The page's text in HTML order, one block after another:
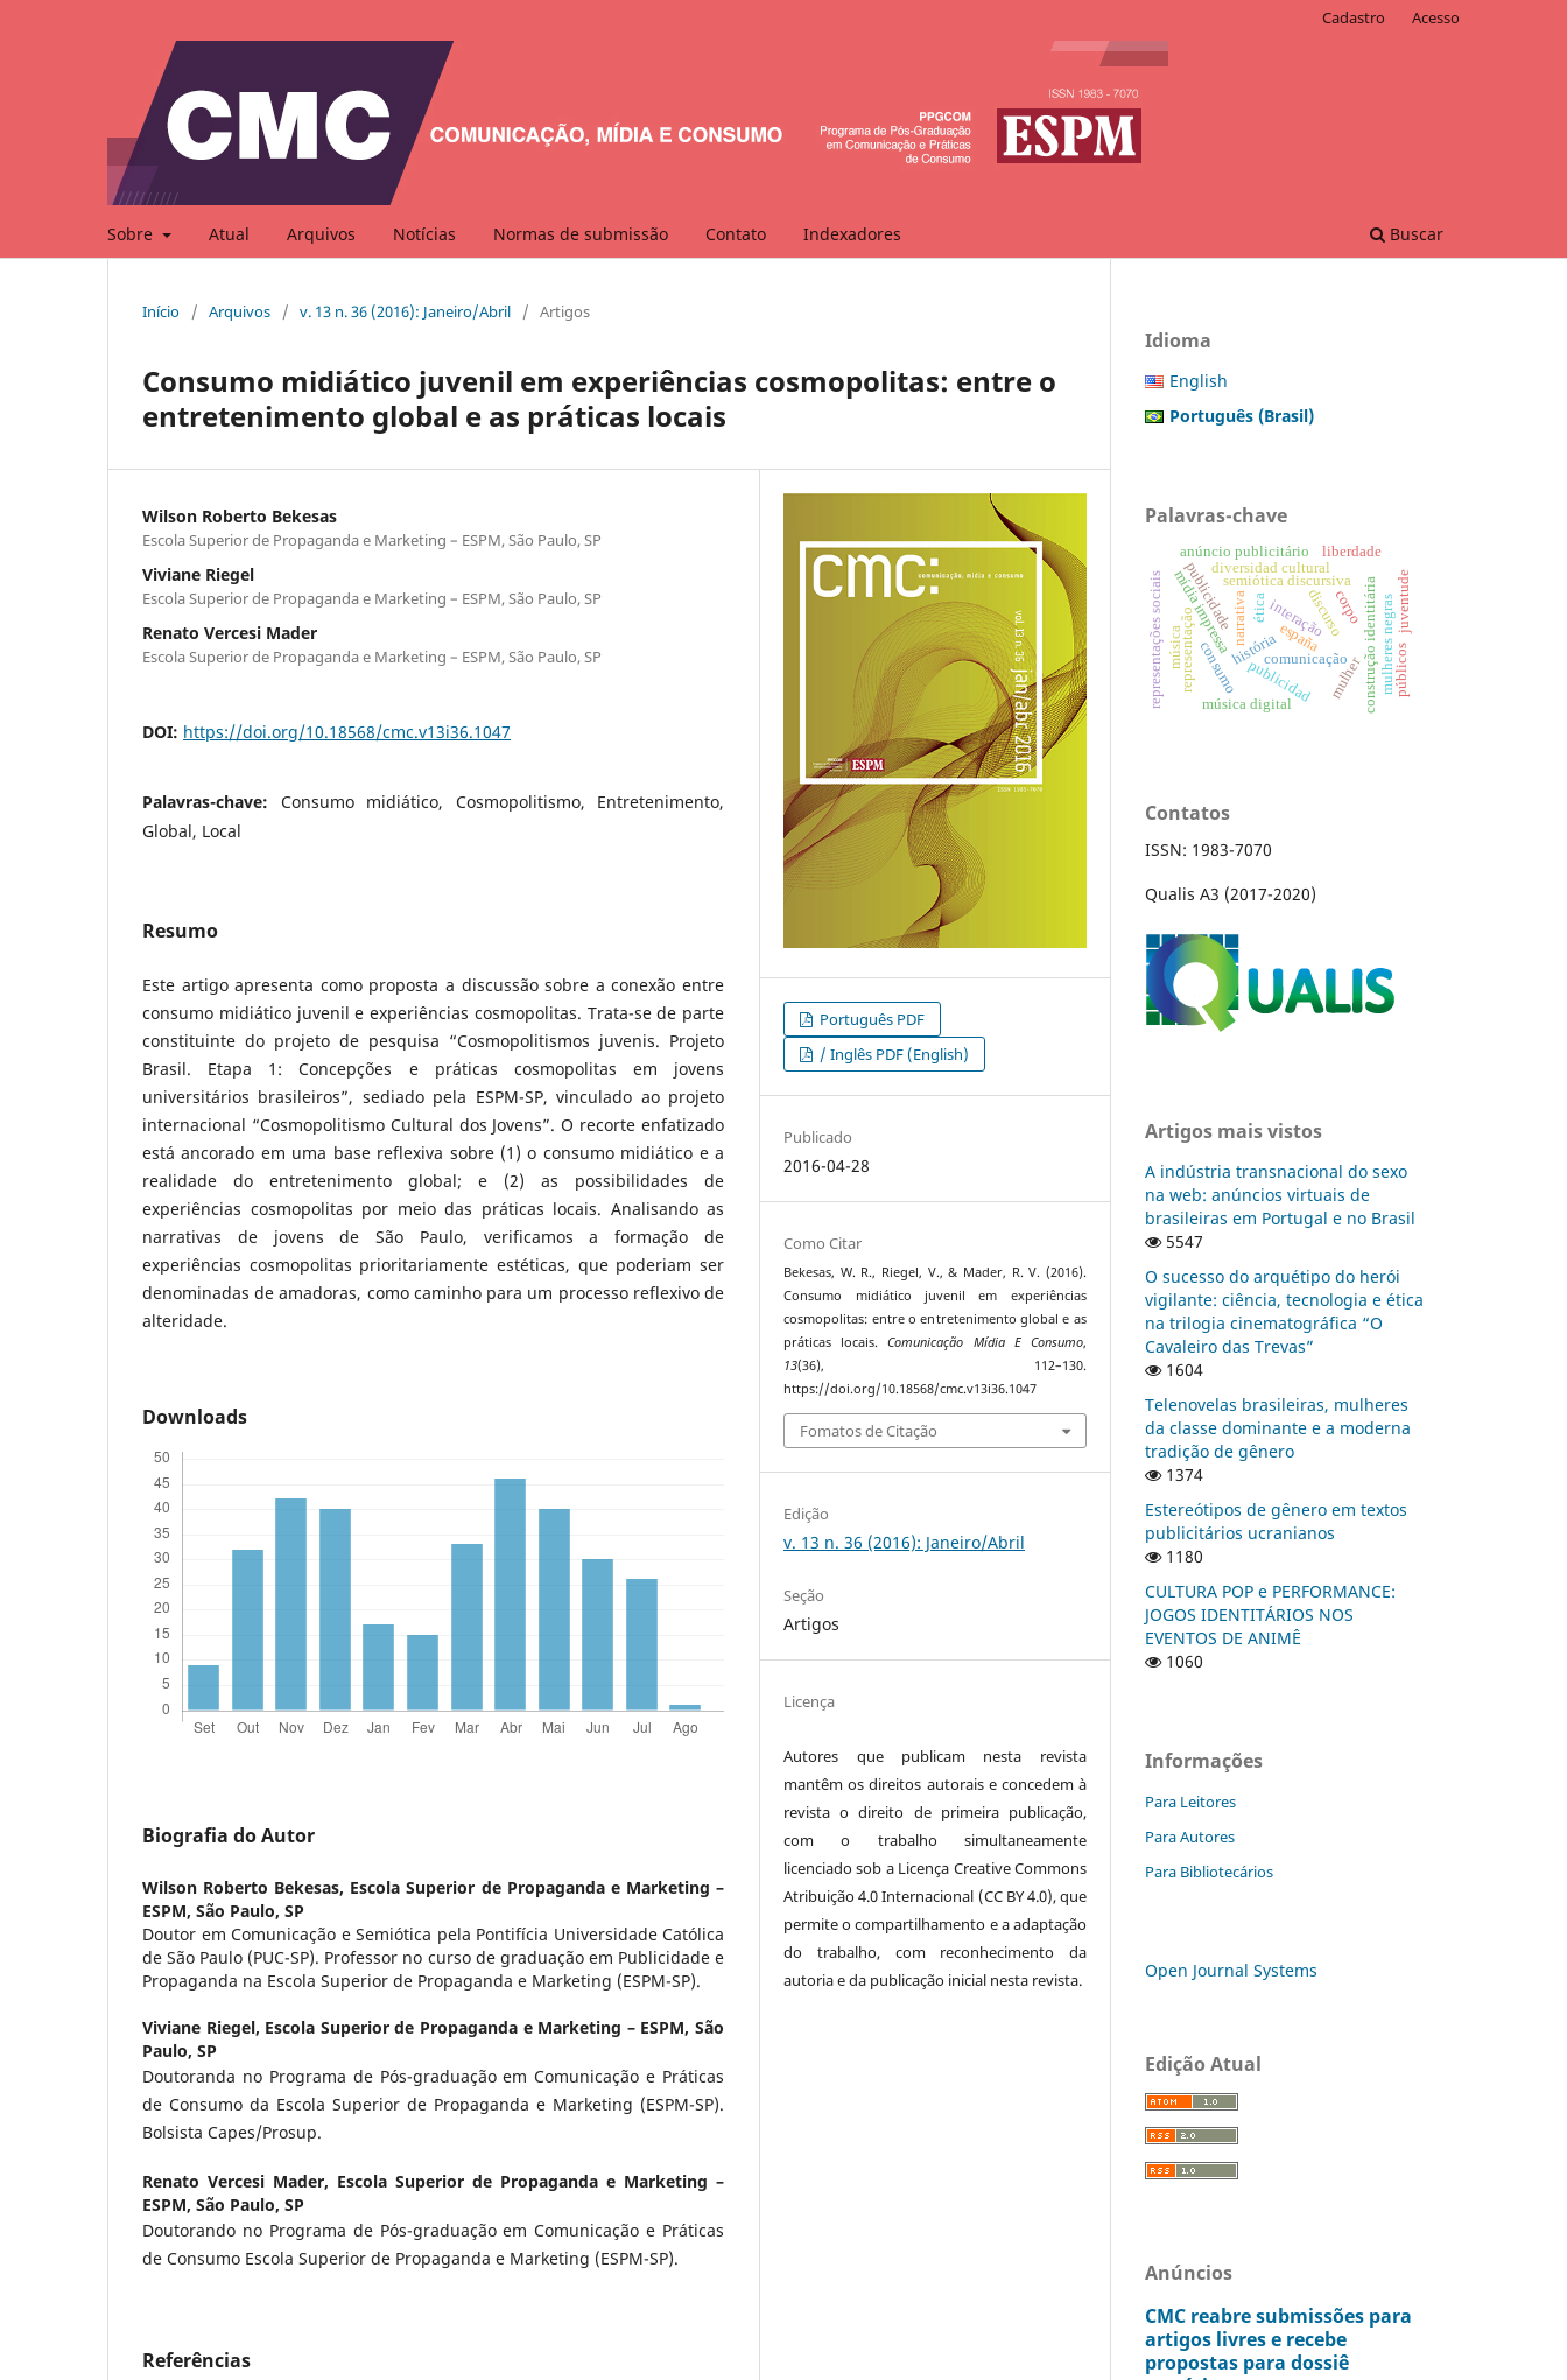
Sobre Atual Arquivos Notícias Normas de submissão Contato Indexadores Buscar
Cadastro Acesso
Início / Arquivos / v. 13 n. 36 (2016): Janeiro/Abril / Artigos
Consumo midiático juvenil em experiências cosmopolitas: entre o
entretenimento global e as práticas locais
Wilson Roberto Bekesas
Escola Superior de Propaganda e Marketing – ESPM, São Paulo, SP
Viviane Riegel
Escola Superior de Propaganda e Marketing – ESPM, São Paulo, SP
Renato Vercesi Mader
Escola Superior de Propaganda e Marketing – ESPM, São Paulo, SP
DOI: https://doi.org/10.18568/cmc.v13i36.1047
Palavras-chave: Consumo midiático, Cosmopolitismo, Entretenimento,
Global, Local
Resumo
Este artigo apresenta como proposta a discussão sobre a conexão entre
consumo midiático juvenil e experiências cosmopolitas. Trata-se de parte
constituinte do projeto de pesquisa “Cosmopolitismos juvenis. Projeto
Brasil. Etapa 1: Concepções e práticas cosmopolitas em jovens
universitários brasileiros”, sediado pela ESPM-SP, vinculado ao projeto
internacional “Cosmopolitismo Cultural dos Jovens”. O recorte enfatizado
está ancorado em uma base reflexiva sobre (1) o consumo midiático e a
realidade do entretenimento global; e (2) as possibilidades de
experiências cosmopolitas por meio das práticas locais. Analisando as
narrativas de jovens de São Paulo, verificamos a formação de
experiências cosmopolitas prioritariamente estéticas, que poderiam ser
denominadas de amadoras, como caminho para um processo reflexivo de
alteridade.
Downloads
Biografia do Autor
Wilson Roberto Bekesas, Escola Superior de Propaganda e Marketing –
ESPM, São Paulo, SP
Doutor em Comunicação e Semiótica pela Pontifícia Universidade Católica
de São Paulo (PUC-SP). Professor no curso de graduação em Publicidade e
Propaganda na Escola Superior de Propaganda e Marketing (ESPM-SP).
Viviane Riegel, Escola Superior de Propaganda e Marketing – ESPM, São
Paulo, SP
Doutoranda no Programa de Pós-graduação em Comunicação e Práticas
de Consumo da Escola Superior de Propaganda e Marketing (ESPM-SP).
Bolsista Capes/Prosup.
Renato Vercesi Mader, Escola Superior de Propaganda e Marketing –
ESPM, São Paulo, SP
Doutorando no Programa de Pós-graduação em Comunicação e Práticas
de Consumo Escola Superior de Propaganda e Marketing (ESPM-SP).
Referências
Português PDF
/ Inglês PDF (English)
Publicado
2016-04-28
Como Citar
Bekesas, W. R., Riegel, V., & Mader, R. V. (2016).
Consumo midiático juvenil em experiências
cosmopolitas: entre o entretenimento global e as
práticas locais.Comunicação Mídia E Consumo,
13(36), 112–130.
https://doi.org/10.18568/cmc.v13i36.1047
Fomatos de Citação
Edição
v. 13 n. 36 (2016): Janeiro/Abril
Seção
Artigos
Licença
Autores que publicam nesta revista
mantêm os direitos autorais e concedem à
revista o direito de primeira publicação,
com o trabalho simultaneamente
licenciado sob a Licença Creative Commons
Atribuição 4.0 Internacional (CC BY 4.0), que
permite o compartilhamento e a adaptação
do trabalho, com reconhecimento da
autoria e da publicação inicial nesta revista.
Idioma
English
Português (Brasil)
Palavras-chave
comunicação
consumohistória
narrativa corpoconstrução identitária
semiótica discursiva
interação
mídia impressa discurso
publicidade
representação ética
mulher mulheres negras
publicidad
diversidad cultural
españa
música públicos
juventude
representações sociais
anúncio publicitário liberdade
música digital
Contatos
ISSN: 1983-7070
Qualis A3 (2017-2020)
Artigos mais vistos
A indústria transnacional do sexo
na web: anúncios virtuais de
brasileiras em Portugal e no Brasil
5547
O sucesso do arquétipo do herói
vigilante: ciência, tecnologia e ética
na trilogia cinematográfica “O
Cavaleiro das Trevas”
1604
Telenovelas brasileiras, mulheres
da classe dominante e a moderna
tradição de gênero
1374
Estereótipos de gênero em textos
publicitários ucranianos
1180
CULTURA POP e PERFORMANCE:
JOGOS IDENTITÁRIOS NOS
EVENTOS DE ANIMÊ
1060
Informações
Para Leitores
Para Autores
Para Bibliotecários
Open Journal Systems
Edição Atual
Anúncios
CMC reabre submissões para
artigos livres e recebe
propostas para dossiê